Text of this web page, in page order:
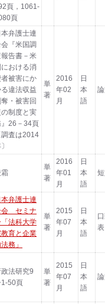
頁，1061-
頁
本弁護士連
『米国調
告書－米
における消
者被害にか
違法収益
・被害回
制度と実
』26－34頁
調査は2014
単
著
2016
年02
月
日
本
語
単
著
2016
年01
月
日
本
語
本弁護士連
会 セミナ
「法科大学
育と企業
務」
単
著
2015
年07
月
日
本
語
表
法研究9
1-50頁
単
著
2015
年07
月
日
本
語